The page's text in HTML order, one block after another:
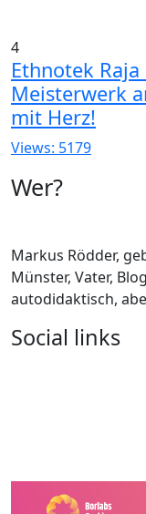
4
Ethnotek Raja
Meisterwerk
mit Herz!
Views: 5179
Wer?
Markus Rödder,
Münster, Vater,
autodidaktisch,
Social links